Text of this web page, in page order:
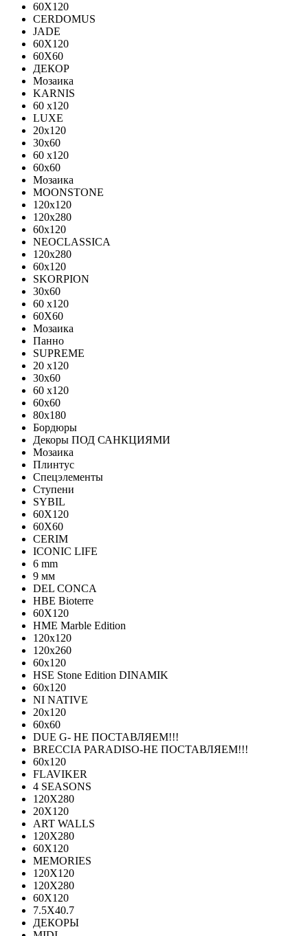
60X120
CERDOMUS
JADE
60X120
60X60
ДЕКОР
Мозаика
KARNIS
60 x120
LUXE
20x120
30х60
60 x120
60x60
Мозаика
MOONSTONE
120x120
120х280
60x120
NEOCLASSICA
120х280
60х120
SKORPION
30х60
60 x120
60X60
Мозаика
Панно
SUPREME
20 x120
30x60
60 x120
60x60
80x180
Бордюры
Декоры ПОД САНКЦИЯМИ
Мозаика
Плинтус
Спецэлементы
Ступени
SYBIL
60X120
60X60
CERIM
ICONIC LIFE
6 mm
9 мм
DEL CONCA
HBE Bioterre
60Х120
HME Marble Edition
120x120
120x260
60x120
HSE Stone Edition DINAMIK
60x120
NI NATIVE
20х120
60х60
DUE G- НЕ ПОСТАВЛЯЕМ!!!
BRECCIA PARADISO-НЕ ПОСТАВЛЯЕМ!!!
60х120
FLAVIKER
4 SEASONS
120Х280
20X120
ART WALLS
120Х280
60Х120
MEMORIES
120X120
120X280
60Х120
7.5X40.7
ДЕКОРЫ